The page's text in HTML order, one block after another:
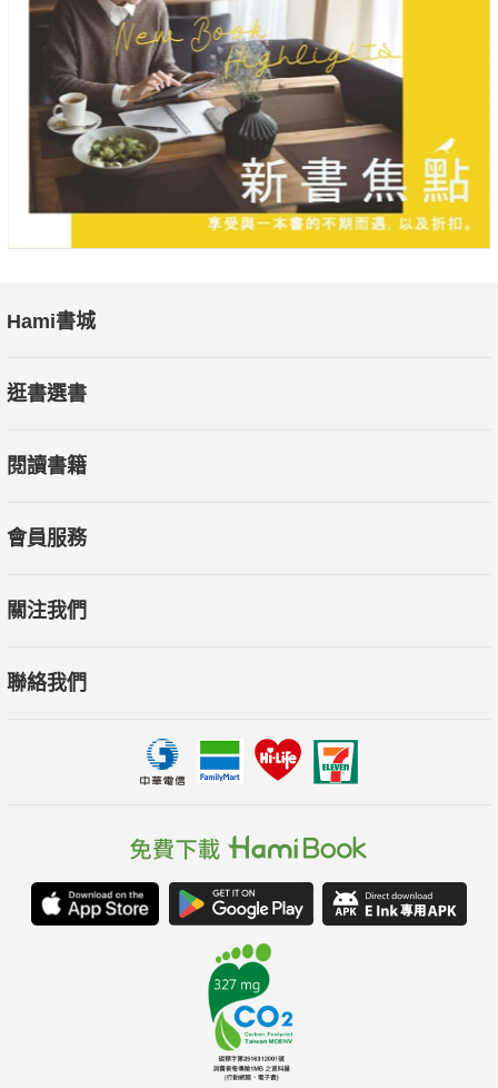
Hami書城
逛書選書
閱讀書籍
會員服務
關注我們
聯絡我們